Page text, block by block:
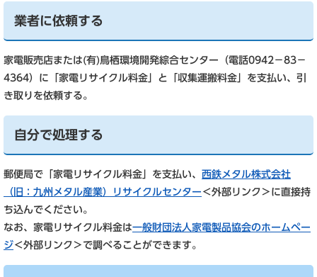
業者に依頼する
家電販売店または(有)鳥栖環境開発綜合センター（電話0942－83－
4364）に「家電リサイクル料金」と「収集運搬料金」を支払い、引
き取りを依頼する。
自分で処理する
郵便局で「家電リサイクル料金」を支払い、 西鉄メタル株式会社
（旧：九州メタル産業）リサイクルセンター ＜外部リンク＞ に直接持
ち込んでください。
なお、家電リサイクル料金は一般財団法人家電製品協会のホームペー
ジ＜外部リンク＞ で調べることができます。